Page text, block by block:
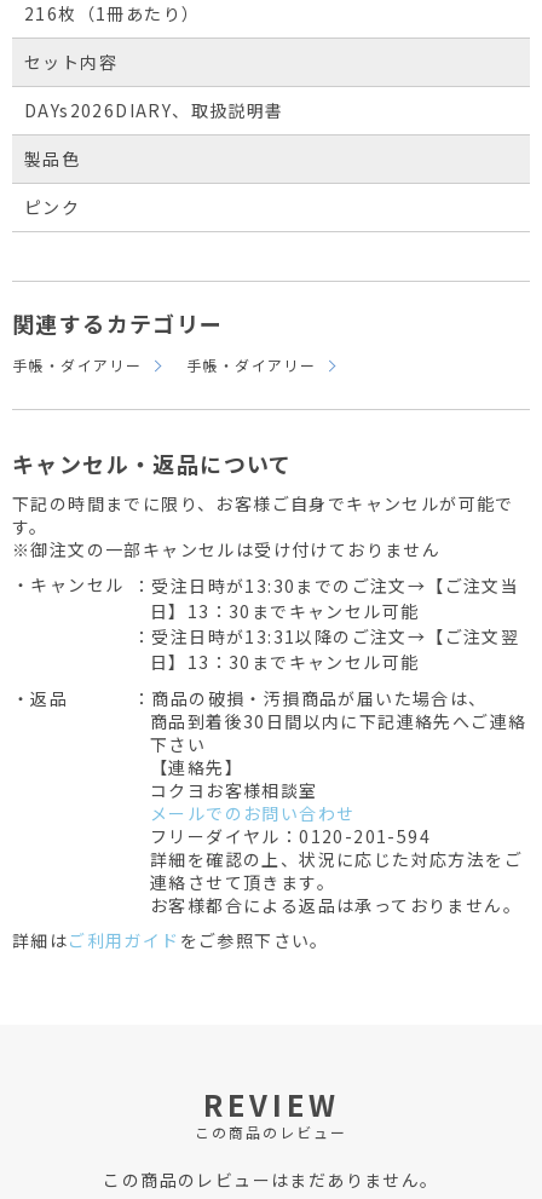
216枚（1冊あたり）
セット内容
DAYs2026DIARY、取扱説明書
製品色
ピンク
関連するカテゴリー
手帳・ダイアリー 手帳・ダイアリー
キャンセル・返品について
下記の時間までに限り、お客様ご自身でキャンセルが可能で
す。
※御注文の一部キャンセルは受け付けておりません
・キャンセル
：受注日時が13:30までのご注文→【ご注文当
日】13：30までキャンセル可能
：受注日時が13:31以降のご注文→【ご注文翌
日】13：30までキャンセル可能
・返品
：商品の破損・汚損商品が届いた場合は、
商品到着後30日間以内に下記連絡先へご連絡
下さい
【連絡先】
コクヨお客様相談室
メールでのお問い合わせ
フリーダイヤル：0120-201-594
詳細を確認の上、状況に応じた対応方法をご
連絡させて頂きます。
お客様都合による返品は承っておりません。
詳細はご利用ガイド をご参照下さい。
REVIEW
この商品のレビュー
この商品のレビューはまだありません。